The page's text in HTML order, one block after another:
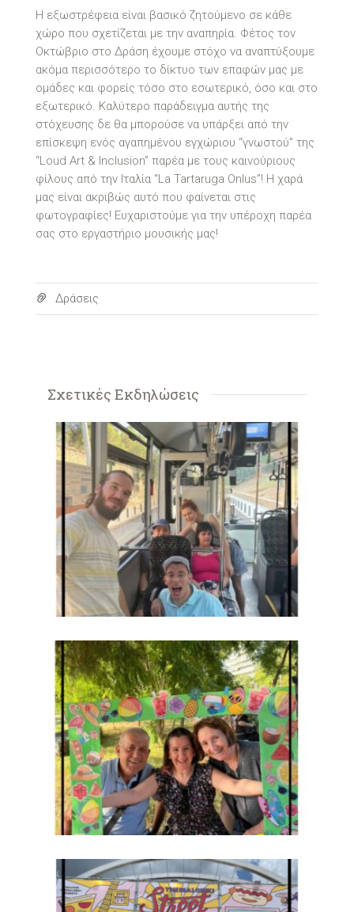
Η εξωστρέφεια είναι βασικό ζητούμενο σε κάθε
χώρο που σχετίζεται με την αναπηρία. Φέτος τον
Οκτώβριο στο Δράση έχουμε στόχο να αναπτύξουμε
ακόμα περισσότερο το δίκτυο των επαφών μας με
ομάδες και φορείς τόσο στο εσωτερικό, όσο και στο
εξωτερικό. Καλύτερο παράδειγμα αυτής της
στόχευσης δε θα μπορούσε να υπάρξει από την
επίσκεψη ενός αγαπημένου εγχώριου “γνωστού” της
“Loud Art & Inclusion” παρέα με τους καινούριους
φίλους από την Ιταλία “La Tartaruga Onlus”! H χαρά
μας είναι ακριβώς αυτό που φαίνεται στις
φωτογραφίες! Ευχαριστούμε για την υπέροχη παρέα
σας στo εργαστήριο μουσικής μας!
Δράσεις
Σχετικές Εκδηλώσεις